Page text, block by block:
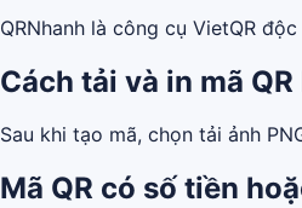
QRNhanh là công cụ VietQR
Cách tải và in mã
Sau khi tạo mã, chọn tải ảnh
Mã QR có số tiền